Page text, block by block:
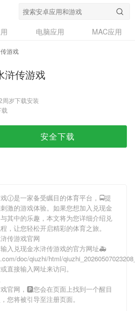
电脑应用
MAC应用
游戏
浒传游戏
周岁下载安装
安全下载
🕜是一家备受瞩目的体育平台，🚍提
激的游戏体验。如果您想加入 兑现金
其中的乐趣，本文将为您详细介绍 兑
，让您轻松开启精彩的体育之旅。
传游戏官网
入 兑现金水浒传游戏的官方网址🚑
doc/qiuzhi/html/
直接输入网址来访问。
官网，🅿您会在页面上找到一个醒目
您将被引导至注册页面。